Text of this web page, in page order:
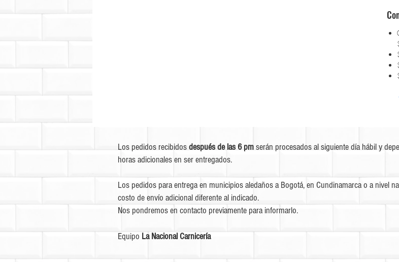
Los pedidos recibidosdespués de las 6 pmserán procesados al siguiente día hábil y
horas adicionales en ser entregados.
Los pedidos para entrega en municipios aledaños a Bogotá, en Cundinamarca o a nivel
costo de envío adicional diferente al indicado.
Nos pondremos en contacto previamente para informarlo.
Equipo La Nacional Carnicería